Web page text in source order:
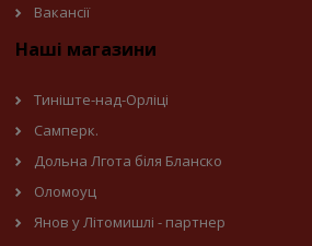
Вакансії
Наші магазини
Тиніште-над-Орліці
Самперк.
Дольна Лгота біля Бланско
Оломоуц
Янов у Літомишлі - партнер